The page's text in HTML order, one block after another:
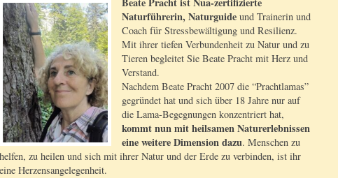
Naturführerin, Naturguide und Trainerin und
Coach für Stressbewältigung und Resilienz.
Mit ihrer tiefen Verbundenheit zu Natur und zu
Tieren begleitet Sie Beate Pracht mit Herz und
Verstand.
Nachdem Beate Pracht 2007 die “Prachtlamas”
gegründet hat und sich über 18 Jahre nur auf
die Lama-Begegnungen konzentriert hat,
kommt nun mit heilsamen Naturerlebnissen
eine weitere Dimension dazu. Menschen zu
helfen, zu heilen und sich mit ihrer Natur und der Erde zu verbinden, ist ihr
eine Herzensangelegenheit.